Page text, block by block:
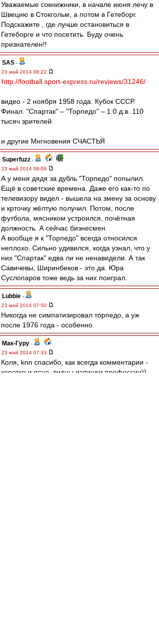
Уважаемые сокнижники, в начале июня лечу в
Швецию в Стокгольм, а потом в Гетеборг.
Подскажите , где лучше остановиться в
Гетеборге и что посетить. Буду очень
признателен!!
SAS -
23 май 2014 08:22
http://football.sport-express.ru/reviews/31246/
видео - 2 ноября 1958 года. Кубок СССР.
Финал. "Спартак" – "Торпедо" – 1:0 д.в. 110
тысяч зрителей
и другие Мнгновения СЧАСТЬЯ
Superfuzz -
23 май 2014 08:09
А у меня дядя за дубль "Торпедо" попылил.
Ещё в советские времена. Даже его как-то по
телевизору видел - вышела на змену за основу
и крточку жёлтую получил. Потом, после
футбола, мясником устроился, почётная
должность. А сейчас бизнесмен.
А вообще я к "Торпедо" всегда относился
неплохо. Сильно удивился, когда узнал, что у
них "Спартак" едва ли не ненавидели. А так
Савичевы, Ширинбеков - это да. Юра
Суслопаров тоже ведь за них поиграл.
Lubbie -
23 май 2014 07:50
Никогда не симпатизировал торпедо, а уж
после 1976 года - особенно.
Мак-Гуру -
23 май 2014 07:33
Коля, knn спасибо, как всегда комментарии -
коротко и ясно, видны излишки профессии))